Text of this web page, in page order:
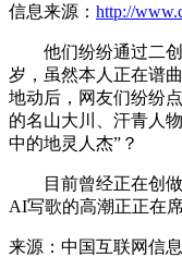
信息来源： http://
他们纷纷通过二创
岁，虽然本人正在谱
地动后，网友们纷纷
的名山大川、汗青人
中的地灵人杰”？
目前曾经正在创做
AI写歌的高潮正正在席
来源：中国互联网信